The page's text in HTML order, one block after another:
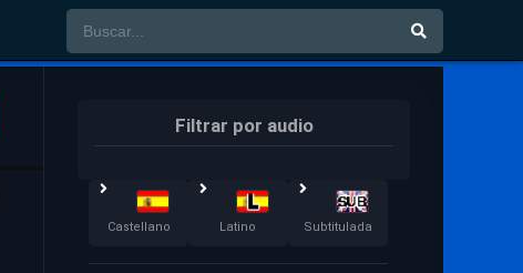
Filtrar por audio
Castellano Latino Subtitulada